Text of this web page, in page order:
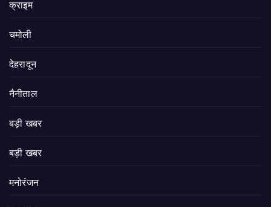
क्राइम
चमोली
देहरादून
नैनीताल
बड़ी खबर
बड़ी खबर
मनोरंजन